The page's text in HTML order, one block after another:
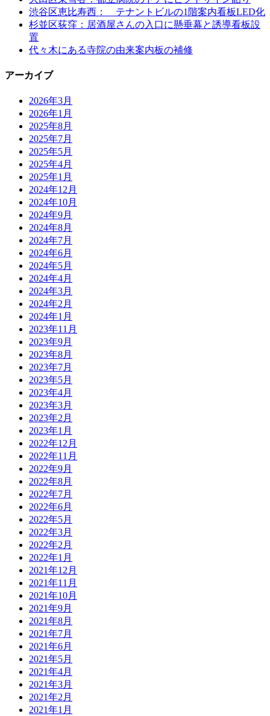
渋谷区恵比寿西： テナントビルの1階案内看板LED化
杉並区荻窪：居酒屋さんの入口に懸垂幕と誘導看板設
置
代々木にある寺院の由来案内板の補修
アーカイブ
2026年3月
2026年1月
2025年8月
2025年7月
2025年5月
2025年4月
2025年1月
2024年12月
2024年10月
2024年9月
2024年8月
2024年7月
2024年6月
2024年5月
2024年4月
2024年3月
2024年2月
2024年1月
2023年11月
2023年9月
2023年8月
2023年7月
2023年5月
2023年4月
2023年3月
2023年2月
2023年1月
2022年12月
2022年11月
2022年9月
2022年8月
2022年7月
2022年6月
2022年5月
2022年3月
2022年2月
2022年1月
2021年12月
2021年11月
2021年10月
2021年9月
2021年8月
2021年7月
2021年6月
2021年5月
2021年4月
2021年3月
2021年2月
2021年1月